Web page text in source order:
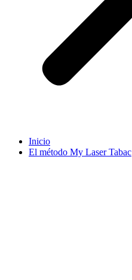
Inicio
El método My Laser Tabac